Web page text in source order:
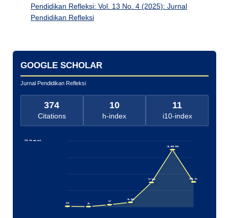
Pendidikan Refleksi: Vol. 13 No. 4 (2025): Jurnal
Pendidikan Refleksi
GOOGLE SCHOLAR
Jurnal Pendidikan Refleksi
374
Citations
10
h-index
11
i10-index
2 1
7
15
79
185
81
Sitasi